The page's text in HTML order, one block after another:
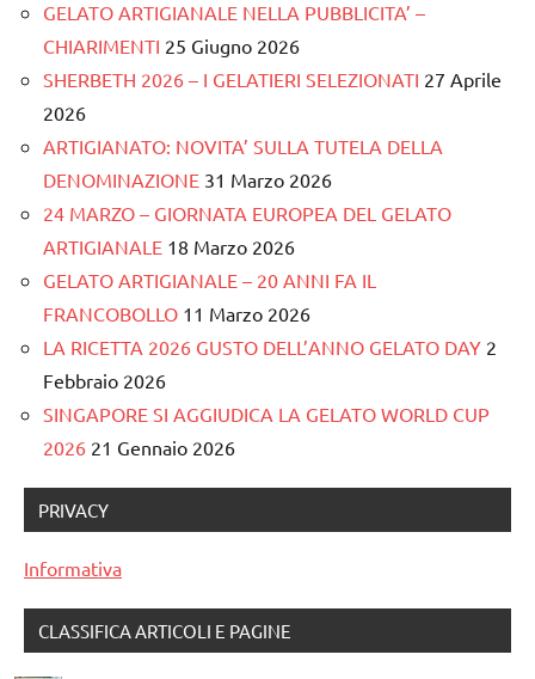
GELATO ARTIGIANALE NELLA PUBBLICITA’ –
CHIARIMENTI 25 Giugno 2026
SHERBETH 2026 – I GELATIERI SELEZIONATI 27 Aprile
2026
ARTIGIANATO: NOVITA’ SULLA TUTELA DELLA
DENOMINAZIONE 31 Marzo 2026
24 MARZO – GIORNATA EUROPEA DEL GELATO
ARTIGIANALE 18 Marzo 2026
GELATO ARTIGIANALE – 20 ANNI FA IL
FRANCOBOLLO 11 Marzo 2026
LA RICETTA 2026 GUSTO DELL’ANNO GELATO DAY 2
Febbraio 2026
SINGAPORE SI AGGIUDICA LA GELATO WORLD CUP
2026 21 Gennaio 2026
PRIVACY
Informativa
CLASSIFICA ARTICOLI E PAGINE